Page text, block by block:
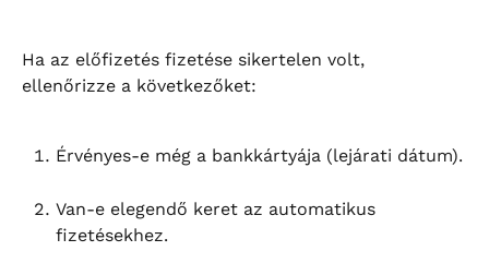
Ha az előfizetés fizetése sikertelen volt,
ellenőrizze a következőket:
Érvényes-e még a bankkártyája (lejárati dátum).
Van-e elegendő keret az automatikus
fizetésekhez.